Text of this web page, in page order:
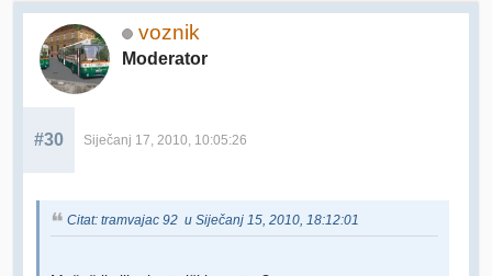
voznik
Moderator
#30 Siječanj 17, 2010, 10:05:26
Citat: tramvajac 92 u Siječanj 15, 2010, 18:12:01